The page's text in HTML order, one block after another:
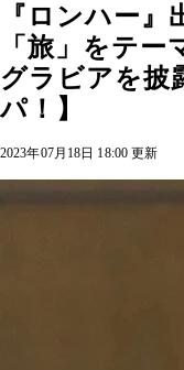
『ロンハー
「旅」をテ
グラビアを披
パ！】
2023年07月18日 18:00 更新